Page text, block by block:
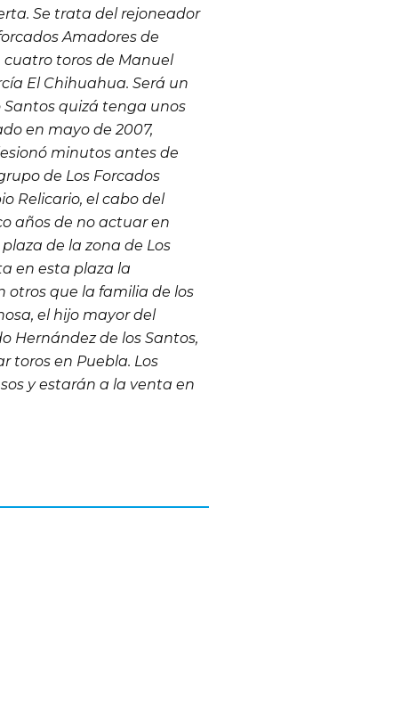
Se trata del rejoneador
Amadores de
cuatro toros de Manuel
El Chihuahua. Será un
quizá tenga unos
en mayo de 2007,
minutos antes de
de Los Forcados
Relicario, el cabo del
años de no actuar en
de la zona de Los
en esta plaza la
otros que la familia de los
el hijo mayor del
Hernández de los Santos,
toros en Puebla. Los
y estarán a la venta en